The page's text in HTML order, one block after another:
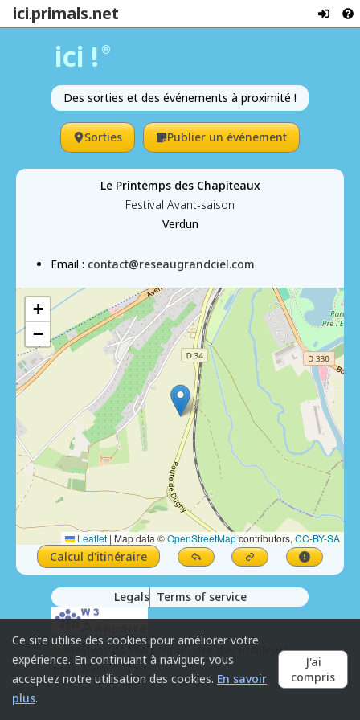
ici.primals.net
ici ! ®
Des sorties et des événements à proximité !
Sorties Publier un événement
Le Printemps des Chapiteaux
Festival Avant-saison
Verdun
Email : contact@reseaugrandciel.com
+
−
Leaflet | Map data ©OpenStreetMapcontributors, CC-BY-SA
Calcul d'itinéraire
Legals Terms of service
Ce site utilise des cookies pour améliorer votre
expérience. En continuant à naviguer, vous
acceptez notre utilisation des cookies. En savoir
plus.
J'ai
compris